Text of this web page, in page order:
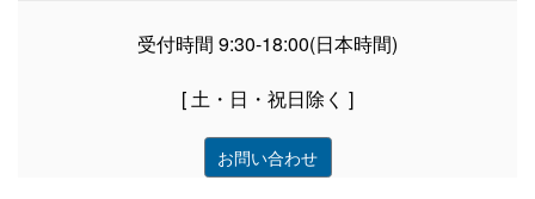
受付時間 9:30-18:00(日本時間)
[ 土・日・祝日除く ]
お問い合わせ